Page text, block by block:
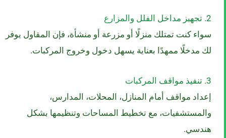
2. تجهيز مداخل الفلل والمزارع
سواء كنت تمتلك منزلًا أو مزرعة أو منشأة، فإن المقاول يوفر
لك مدخلًا ممهدًا بعناية يسهل دخول وخروج المركبات.
3. تنفيذ مواقف المركبات
إعداد مواقف أمام المنازل، المحلات، المدارس،
والمستشفيات، مع تخطيط المساحات وتنظيمها بشكل
هندسي.